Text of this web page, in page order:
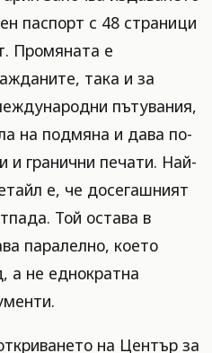
паспорт с 48 страници
Промяната е
така и за
пътувания,
на подмяна и дава по-
и гранични печати. Най-
е, че досегашният
Той остава в
паралелно, което
а не еднократна
на Център за